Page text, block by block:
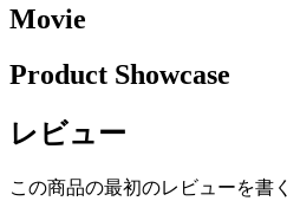
Movie
Product Showcase
レビュー
この商品の最初のレビューを書く